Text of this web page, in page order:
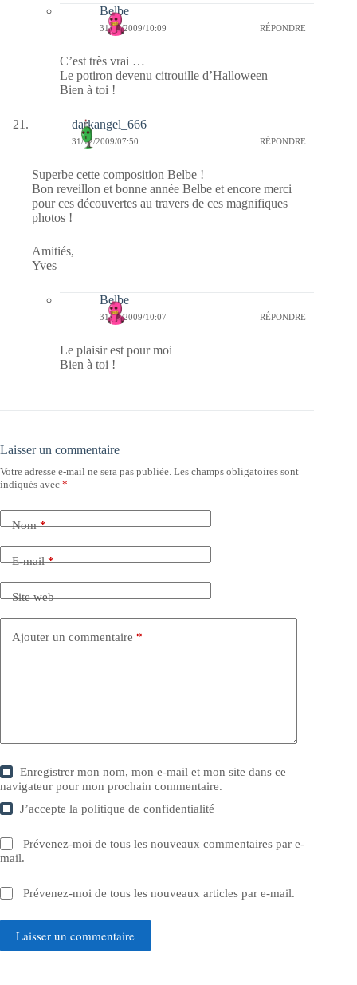
Belbe
31/12/2009/10:09 RÉPONDRE
C’est très vrai …
Le potiron devenu citrouille d’Halloween
Bien à toi !
darkangel_666
31/12/2009/07:50 RÉPONDRE
Superbe cette composition Belbe !
Bon reveillon et bonne année Belbe et encore merci
pour ces découvertes au travers de ces magnifiques
photos !
Amitiés,
Yves
Belbe
31/12/2009/10:07 RÉPONDRE
Le plaisir est pour moi
Bien à toi !
Laisser un commentaire
Votre adresse e-mail ne sera pas publiée. Les champs obligatoires sont
indiqués avec *
Nom*
E-mail*
Site web
Ajouter un commentaire *
Enregistrer mon nom, mon e-mail et mon site dans ce
navigateur pour mon prochain commentaire.
J’accepte lapolitique de confidentialité
Prévenez-moi de tous les nouveaux commentaires par e-
mail.
Prévenez-moi de tous les nouveaux articles par e-mail.
Laisser un commentaire